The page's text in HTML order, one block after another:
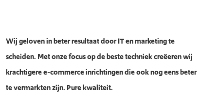
Wij geloven in beter resultaat door IT en marketing te
scheiden. Met onze focus op de beste techniek creëeren wij
krachtigere e-commerce inrichtingen die ook nog eens beter
te vermarkten zijn. Pure kwaliteit.